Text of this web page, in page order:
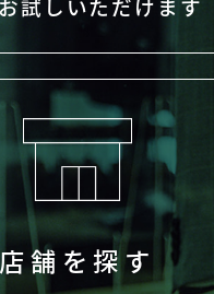
試しいただけます
店舗を探す